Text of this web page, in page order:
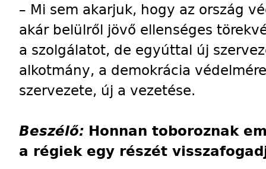
– Mi sem akarjuk, hogy az ország
akár belülről jövő ellenséges
a szolgálatot, de egyúttal új
alkotmány, a demokrácia
szervezete, új a vezetése.
Beszélő: Honnan toboroznak
a régiek egy részét